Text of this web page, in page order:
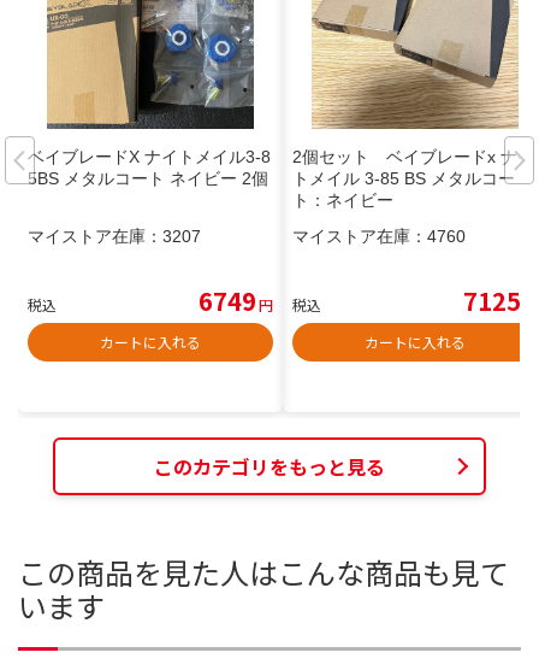
ベイブレードX ナイトメイル3-8
5BS メタルコート ネイビー 2個
マイストア在庫： 3207
税込 6749円
カートに入れる
2個セット ベイブレードx ナイ
トメイル 3-85 BS メタルコー
ト：ネイビー
マイストア在庫： 4760
税込 7125
カートに入れる
このカテゴリをもっと見る
この商品を見た人はこんな商品も見て
います